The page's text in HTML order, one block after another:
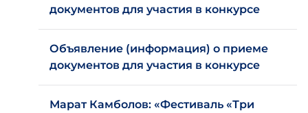
документов для участия в конкурсе
Объявление (информация) о приеме
документов для участия в конкурсе
Марат Камболов: «Фестиваль «Три